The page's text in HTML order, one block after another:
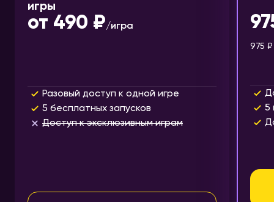
игры
от 490 ₽/игра
Разовый доступ к одной игре
5 бесплатных запусков
Доступ к эксклюзивным играм
975 ₽
5